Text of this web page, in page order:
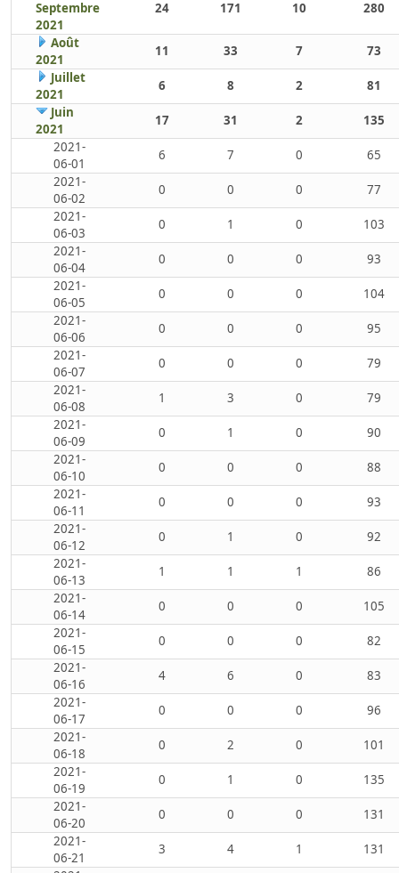
Septembre
2021
24 171 10 280
Août
2021
11 33 7
73
Juillet
2021
6 8 2
81
Juin
2021
17 31 2
135
2021-
06-01
6 7 0
65
2021-
06-02
0 0 0
77
2021-
06-03
0 1 0
103
2021-
06-04
0 0 0
93
2021-
06-05
0 0 0
104
2021-
06-06
0 0 0
95
2021-
06-07
0 0 0
79
2021-
06-08
1 3 0
79
2021-
06-09
0 1 0
90
2021-
06-10
0 0 0
88
2021-
06-11
0 0 0
93
2021-
06-12
0 1 0
92
2021-
06-13
1 1 1
86
2021-
06-14
0 0 0
105
2021-
06-15
0 0 0
82
2021-
06-16
4 6 0
83
2021-
06-17
0 0 0
96
2021-
06-18
0 2 0
101
2021-
06-19
0 1 0
135
2021-
06-20
0 0 0
131
2021-
06-21
3 4 1
131